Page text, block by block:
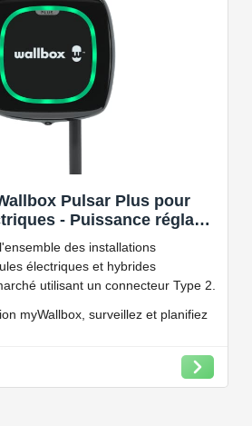
Pulsar Plus pour
- Puissance réglable
câble de Charge Type 2,
et Bluetooth, OCPP
des installations
électriques et hybrides
utilisant un connecteur Type 2.
myWallbox, surveillez et planifiez
à l'intérieur et à l'extérieur,